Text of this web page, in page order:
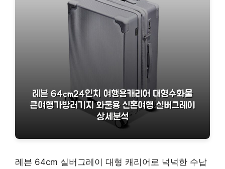
레븐 64cm 실버그레이 대형 캐리어로 넉넉한 수납